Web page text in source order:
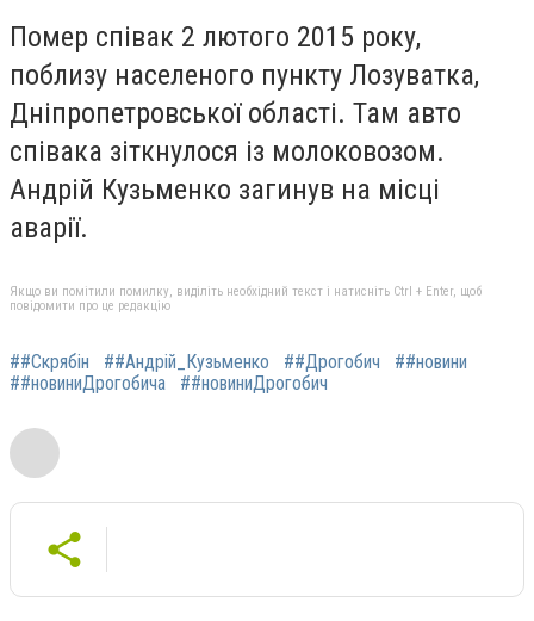
Помер співак 2 лютого 2015 року,
поблизу населеного пункту Лозуватка,
Дніпропетровської області. Там авто
співака зіткнулося із молоковозом.
Андрій Кузьменко загинув на місці
аварії.
Якщо ви помітили помилку, виділіть необхідний текст і натисніть Ctrl + Enter, щоб
повідомити про це редакцію
##Скрябін ##Андрій_Кузьменко ##Дрогобич
##новини
##новиниДрогобича
##новиниДрогобич